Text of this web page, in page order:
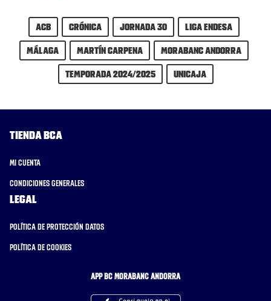
ACB Crónica Jornada 30
Liga Endesa
Málaga
Martín Carpena
MoraBanc Andorra
Temporada 2024/2025
Unicaja
Tienda BCA
Mi cuenta
Condiciones generales
Legal
Política de protección datos
Política de cookies
APP BC MORABANC ANDORRA